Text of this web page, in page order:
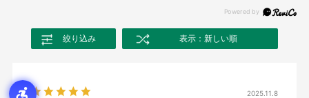
絞り込み 表示：新しい順
2025.11.8